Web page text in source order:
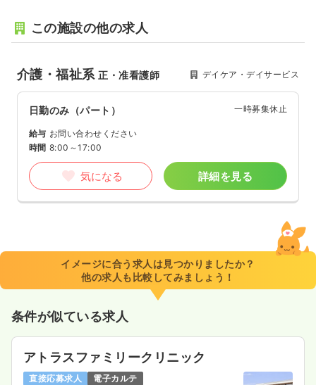
この施設の他の求人
介護・福祉系正・准看護師 デイケア・デイサービス
日勤のみ（パート） 一時募集休止
給与 お問い合わせください
時間 8:00～17:00
気になる 詳細を見る
イメージに合う求人は見つかりましたか？
他の求人も比較してみましょう！
条件が似ている求人
アトラスファミリークリニック
直接応募求人
電子カルテ